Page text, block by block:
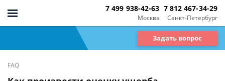
Москва
7 499 938-42-63
Санкт-Петербург
7 812 467-34-29
Задать вопрос
FAQ